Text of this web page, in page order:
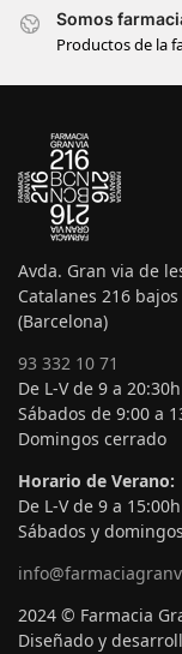
Somos
Productos de la
Avda. Gran via de
Catalanes 216
(Barcelona)
93 332 10 71
De L-V de 9 a 20:30h
Sábados de 9:00 a
Domingos cerrado
Horario de Verano:
De L-V de 9 a 15:00h
Sábados y
2024 © Farmacia
Diseñado y